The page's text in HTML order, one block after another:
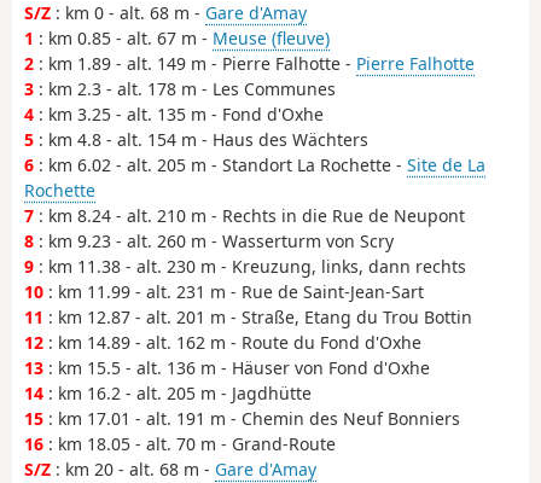
S/Z : km 0 - alt. 68 m - Gare d'Amay
1 : km 0.85 - alt. 67 m - Meuse (fleuve)
2 : km 1.89 - alt. 149 m - Pierre Falhotte - Pierre Falhotte
3 : km 2.3 - alt. 178 m - Les Communes
4 : km 3.25 - alt. 135 m - Fond d'Oxhe
5 : km 4.8 - alt. 154 m - Haus des Wächters
6 : km 6.02 - alt. 205 m - Standort La Rochette - Site de La
Rochette
7 : km 8.24 - alt. 210 m - Rechts in die Rue de Neupont
8 : km 9.23 - alt. 260 m - Wasserturm von Scry
9 : km 11.38 - alt. 230 m - Kreuzung, links, dann rechts
10 : km 11.99 - alt. 231 m - Rue de Saint-Jean-Sart
11 : km 12.87 - alt. 201 m - Straße, Etang du Trou Bottin
12 : km 14.89 - alt. 162 m - Route du Fond d'Oxhe
13 : km 15.5 - alt. 136 m - Häuser von Fond d'Oxhe
14 : km 16.2 - alt. 205 m - Jagdhütte
15 : km 17.01 - alt. 191 m - Chemin des Neuf Bonniers
16 : km 18.05 - alt. 70 m - Grand-Route
S/Z : km 20 - alt. 68 m - Gare d'Amay